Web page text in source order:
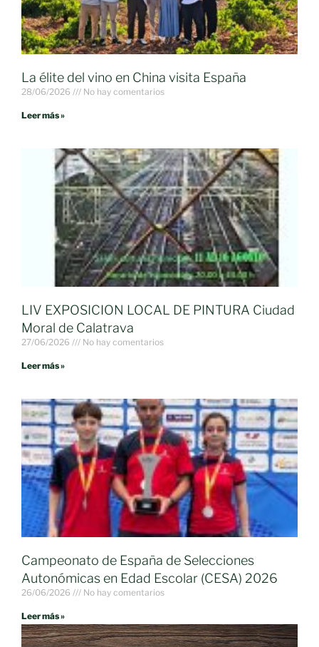
La élite del vino en China visita España
28/06/2026 No hay comentarios
Leer más »
LIV EXPOSICION LOCAL DE PINTURA Ciudad
Moral de Calatrava
27/06/2026 No hay comentarios
Leer más »
Campeonato de España de Selecciones
Autonómicas en Edad Escolar (CESA) 2026
26/06/2026 No hay comentarios
Leer más »